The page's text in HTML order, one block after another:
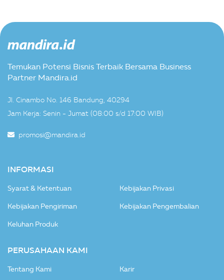
Temukan Potensi Bisnis Terbaik Bersama Business
Partner Mandira.id
Jl. Cinambo No. 146 Bandung, 40294
Jam Kerja: Senin - Jumat (08:00 s/d 17:00 WIB)
promosi@mandira.id
INFORMASI
Syarat & Ketentuan Kebijakan Privasi
Kebijakan Pengiriman Kebijakan Pengembalian
Keluhan Produk
PERUSAHAAN KAMI
Tentang Kami Karir